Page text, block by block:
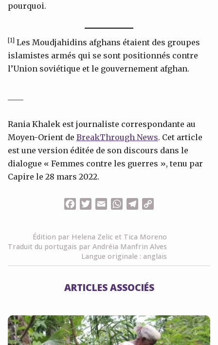
pourquoi.
[1] Les Moudjahidins afghans étaient des groupes
islamistes armés qui se sont positionnés contre
l’Union soviétique et le gouvernement afghan.
Rania Khalek est journaliste correspondante au
Moyen-Orient de BreakThrough News. Cet article
est une version éditée de son discours dans le
dialogue « Femmes contre les guerres », tenu par
Capire le 28 mars 2022.
FacebookTwitterEmailWhatsApp
Telegram
Édition par Helena Zelic et Tica Moreno
Traduit du portugais par Andréia Manfrin Alves
Langue originale : anglais
ARTICLES ASSOCIÉS